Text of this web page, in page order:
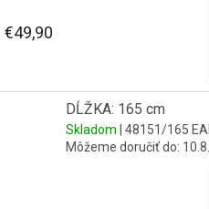
€49,90
DĹŽKA: 165 cm
Skladom | 48151/165
Môžeme doručiť do: